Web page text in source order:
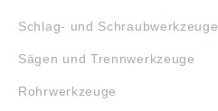
Schlag- und Schraubwerkzeuge
Sägen und Trennwerkzeuge
Rohrwerkzeuge